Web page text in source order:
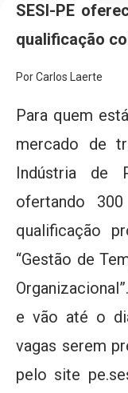
SESI-PE
qualificação
Por Carlos Laerte
Para quem
mercado de
Indústria de
ofertando
qualificação
“Gestão de
e vão até o
vagas serem
pelo site